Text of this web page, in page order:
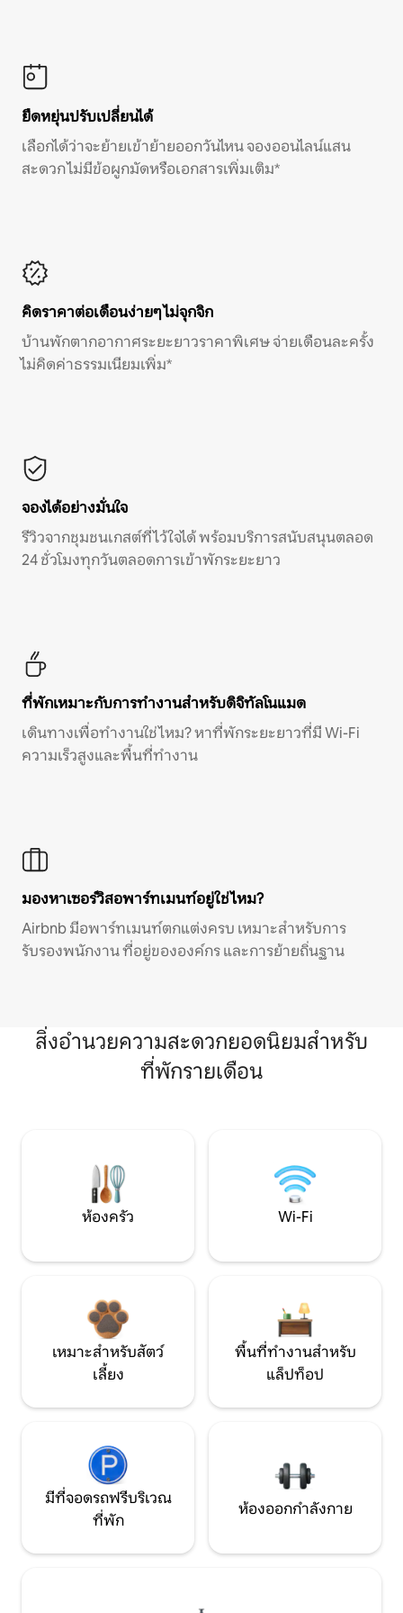
ยืดหยุ่นปรับเปลี่ยนได้
เลือกได้ว่าจะย้ายเข้าย้ายออกวันไหน จองออนไลน์แสน
สะดวก ไม่มีข้อผูกมัดหรือเอกสารเพิ่มเติม*
คิดราคาต่อเดือนง่ายๆ ไม่จุกจิก
บ้านพักตากอากาศระยะยาวราคาพิเศษ จ่ายเดือนละครั้ง
ไม่คิดค่าธรรมเนียมเพิ่ม*
จองได้อย่างมั่นใจ
รีวิวจากชุมชนเกสต์ที่ไว้ใจได้ พร้อมบริการสนับสนุนตลอด
24 ชั่วโมงทุกวันตลอดการเข้าพักระยะยาว
ที่พักเหมาะกับการทำงานสำหรับดิจิทัลโนแมด
เดินทางเพื่อทำงานใช่ไหม? หาที่พักระยะยาวที่มี Wi-Fi
ความเร็วสูงและพื้นที่ทำงาน
มองหาเซอร์วิสอพาร์ทเมนท์อยู่ใช่ไหม?
Airbnb มีอพาร์ทเมนท์ตกแต่งครบ เหมาะสำหรับการ
รับรองพนักงาน ที่อยู่ขององค์กร และการย้ายถิ่นฐาน
สิ่งอำนวยความสะดวกยอดนิยมสำหรับ
ที่พักรายเดือน
ห้องครัว Wi-Fi
เหมาะสำหรับสัตว์
เลี้ยง
พื้นที่ทำงานสำหรับ
แล็ปท็อป
มีที่จอดรถฟรีบริเวณ
ที่พัก
ห้องออกกำลังกาย